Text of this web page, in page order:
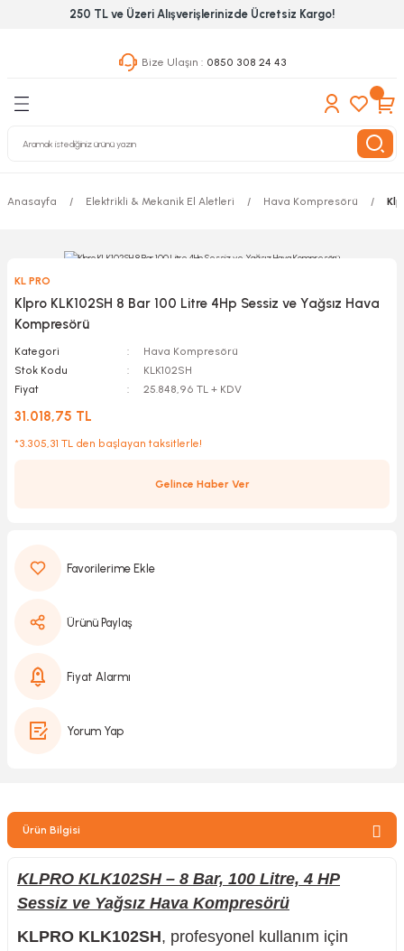
250 TL ve Üzeri Alışverişlerinizde Ücretsiz Kargo!
Bize Ulaşın : 0850 308 24 43
Geri Dön
Geri Dön
& Nalburiye
Grubu
Geri Dön
Anasayfa Elektrikli & Mekanik El Aletleri Hava Kompresörü
KL PRO
Klpro KLK102SH 8 Bar 100 Litre 4Hp Sessiz ve Yağsız Hava
Kompresörü
Kategori
Hava Kompresörü
Stok Kodu
KLK102SH
Fiyat
25.848,96 TL + KDV
31.018,75 TL
*3.305,31 TL den başlayan taksitlerle!
Gelince Haber Ver
Ürünü Paylaş
Fiyat Alarmı
Yorum Yap
Ürün Bilgisi
KLPRO KLK102SH – 8 Bar, 100 Litre, 4 HP
Sessiz ve Yağsız Hava Kompresörü
KLPRO KLK102SH, profesyonel kullanım için